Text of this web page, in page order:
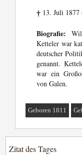
† 13. Juli 1877
Biografie:
Ketteler war
deutscher
genannt.
war ein
von Galen.
Geboren 1811
Zitat des Tages